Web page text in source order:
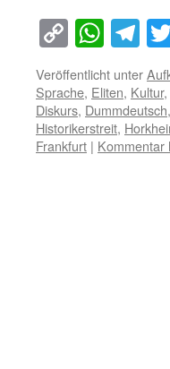
Copy
Link
Veröffentlicht unter
Sprache, Eliten, Kultur,
Diskurs, Dummdeutsch,
Historikerstreit,
Frankfurt | Kommentar